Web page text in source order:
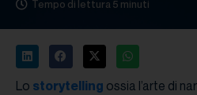
Tempo di lettura 5 minuti
Lo storytelling ossia l’arte di